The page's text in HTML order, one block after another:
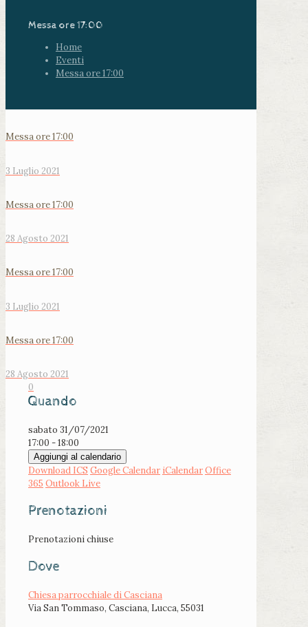
Messa ore 17:00
Home
Eventi
Messa ore 17:00
Messa ore 17:00
3 Luglio 2021
Messa ore 17:00
28 Agosto 2021
Messa ore 17:00
3 Luglio 2021
Messa ore 17:00
28 Agosto 2021
0
Quando
sabato 31/07/2021
17:00 - 18:00
Aggiungi al calendario
Download ICS Google Calendar iCalendarOffice
365 Outlook Live
Prenotazioni
Prenotazioni chiuse
Dove
Chiesa parrocchiale di Casciana
Via San Tommaso, Casciana, Lucca, 55031